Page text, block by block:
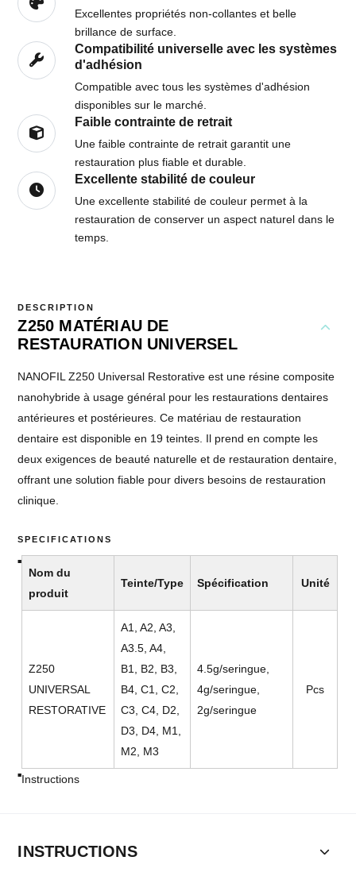
Excellentes propriétés non-collantes et belle
brillance de surface.
Compatibilité universelle avec les systèmes
d'adhésion
Compatible avec tous les systèmes d'adhésion
disponibles sur le marché.
Faible contrainte de retrait
Une faible contrainte de retrait garantit une
restauration plus fiable et durable.
Excellente stabilité de couleur
Une excellente stabilité de couleur permet à la
restauration de conserver un aspect naturel dans le
temps.
DESCRIPTION
Z250 MATÉRIAU DE
RESTAURATION UNIVERSEL
NANOFIL Z250 Universal Restorative est une résine composite
nanohybride à usage général pour les restaurations dentaires
antérieures et postérieures. Ce matériau de restauration
dentaire est disponible en 19 teintes. Il prend en compte les
deux exigences de beauté naturelle et de restauration dentaire,
offrant une solution fiable pour divers besoins de restauration
clinique.
SPECIFICATIONS
Nom du
produit
Teinte/Type Spécification Unité
Z250
UNIVERSAL
RESTORATIVE
A1, A2, A3,
A3.5, A4,
B1, B2, B3,
B4, C1, C2,
C3, C4, D2,
D3, D4, M1,
M2, M3
4.5g/seringue,
4g/seringue,
2g/seringue
Pcs
Instructions
INSTRUCTIONS